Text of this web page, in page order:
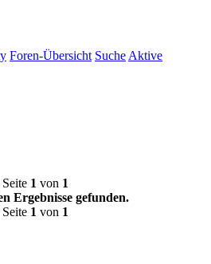
Foren-Übersicht SucheAktive
1 von 1
Ergebnisse gefunden.
1 von 1